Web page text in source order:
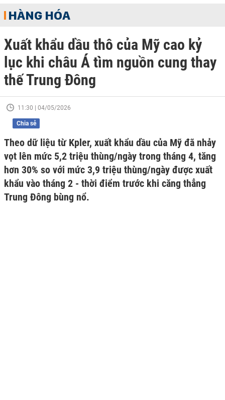
HÀNG HÓA
Xuất khẩu dầu thô của Mỹ cao kỷ
lục khi châu Á tìm nguồn cung thay
thế Trung Đông
11:30 | 04/05/2026
Chia sẻ
Theo dữ liệu từ Kpler, xuất khẩu dầu của Mỹ đã nhảy
vọt lên mức 5,2 triệu thùng/ngày trong tháng 4, tăng
hơn 30% so với mức 3,9 triệu thùng/ngày được xuất
khẩu vào tháng 2 - thời điểm trước khi căng thẳng
Trung Đông bùng nổ.